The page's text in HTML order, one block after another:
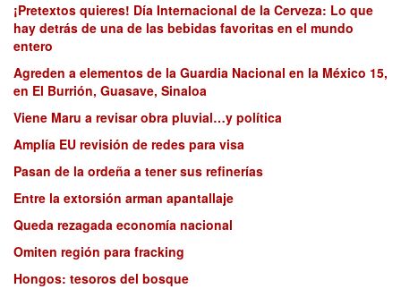
¡Pretextos quieres! Día Internacional de la Cerveza: Lo que
hay detrás de una de las bebidas favoritas en el mundo
entero
Agreden a elementos de la Guardia Nacional en la México 15,
en El Burrión, Guasave, Sinaloa
Viene Maru a revisar obra pluvial…y política
Amplía EU revisión de redes para visa
Pasan de la ordeña a tener sus refinerías
Entre la extorsión arman apantallaje
Queda rezagada economía nacional
Omiten región para fracking
Hongos: tesoros del bosque